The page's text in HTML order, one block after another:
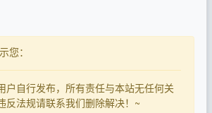
您：
户自行发布，所有责任与本站无任何关
反法规请联系我们删除解决！~